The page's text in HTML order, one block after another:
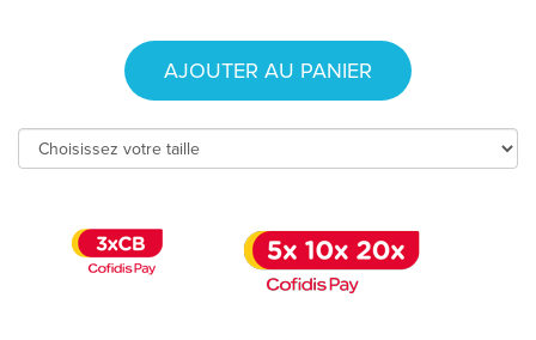
AJOUTER AU PANIER